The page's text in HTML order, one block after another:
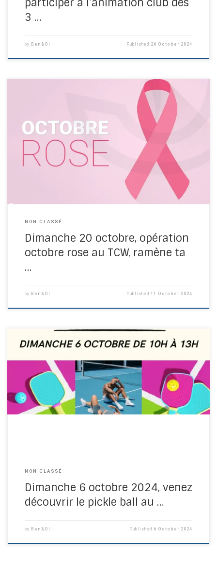
participer à l’animation club des
3 …
by Ben&Ol Published 26 October 2024
NON CLASSÉ
Dimanche 20 octobre, opération
octobre rose au TCW, ramène ta
…
by Ben&Ol Published11 October 2024
NON CLASSÉ
Dimanche 6 octobre 2024, venez
découvrir le pickle ball au …
by Ben&Ol Published 6 October 2024